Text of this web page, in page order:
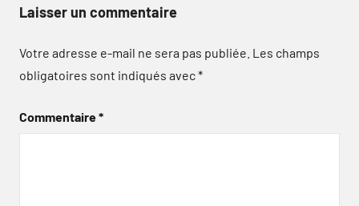
Laisser un commentaire
Votre adresse e-mail ne sera pas publiée. Les champs
obligatoires sont indiqués avec*
Commentaire*